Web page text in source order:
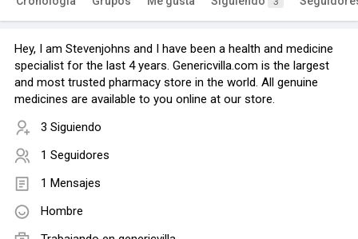
Hey, I am Stevenjohns and I have been a health and medicine
specialist for the last 4 years. Genericvilla.com is the largest
and most trusted pharmacy store in the world. All genuine
medicines are available to you online at our store.
3 Siguiendo
1 Seguidores
1 Mensajes
Hombre